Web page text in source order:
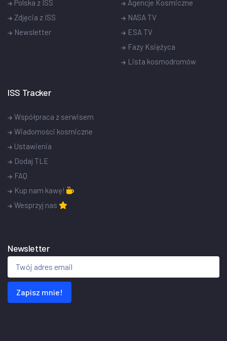
Polska z ISS
Zdjęcia z ISS
Newsletter
Agencje Kosmiczne
NASA TV
ESA TV
Fazy Księżyca
Lista kosmodromów
ISS Tracker
Współpraca z serwisem
Wiadomości kosmiczne
Ustawienia
Dodaj TLE
FAQ
Kup nam kawę!
Wesprzyj nas
Newsletter
Zapisz mnie!